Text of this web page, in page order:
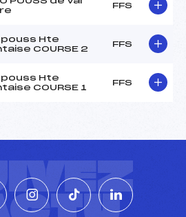
FFS
Hte
COURSE 2
FFS
Hte
COURSE 1
FFS